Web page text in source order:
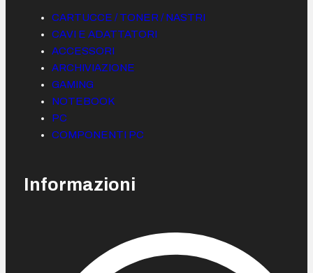
CARTUCCE / TONER / NASTRI
CAVI E ADATTATORI
ACCESSORI
ARCHIVIAZIONE
GAMING
NOTEBOOK
PC
COMPONENTI PC
Informazioni